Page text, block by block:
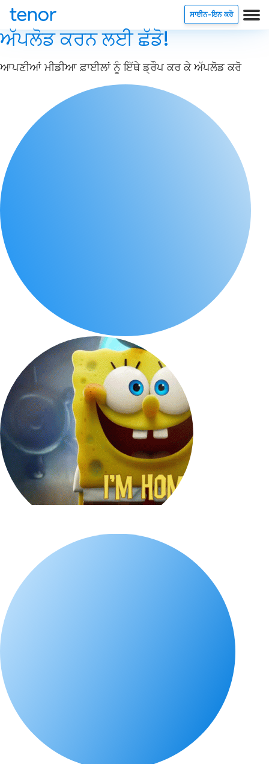
ਸਾਈਨ-ਇਨ ਕਰੋ
ਅੱਪਲੋਡ ਕਰਨ ਲਈ ਛੱਡੋ!
ਆਪਣੀਆਂ ਮੀਡੀਆ ਫ਼ਾਈਲਾਂ ਨੂੰ ਇੱਥੇ ਡ੍ਰੌਪ ਕਰ ਕੇ ਅੱਪਲੋਡ ਕਰੋ